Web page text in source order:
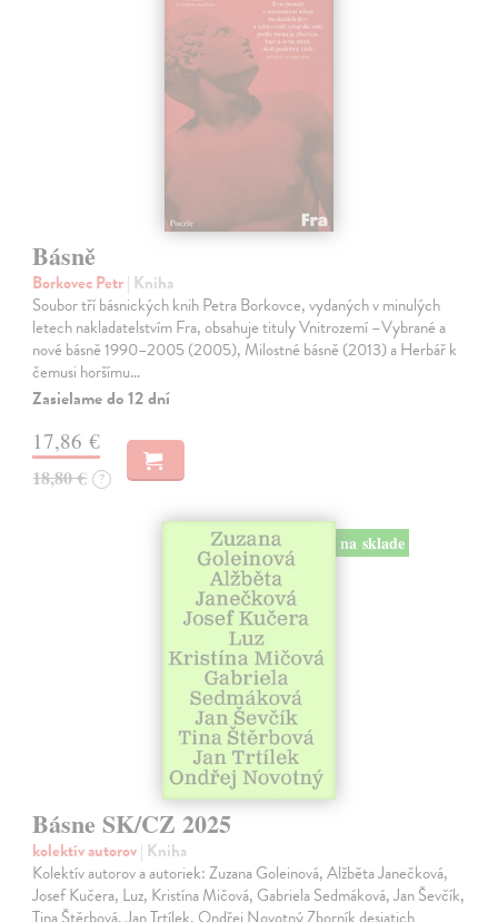
Básně
Borkovec Petr| Kniha
Soubor tří básnických knih Petra Borkovce, vydaných v minulých
letech nakladatelstvím Fra, obsahuje tituly Vnitrozemí –Vybrané a
nové básně 1990–2005 (2005), Milostné básně (2013) a Herbář k
čemusi horšímu…
Zasielame do 12 dní
17,86 €
18,80 € ?
na sklade
Básne SK/CZ 2025
kolektív autorov| Kniha
Kolektív autorov a autoriek: Zuzana Goleinová, Alžběta Janečková,
Josef Kučera, Luz, Kristína Mičová, Gabriela Sedmáková, Jan Ševčík,